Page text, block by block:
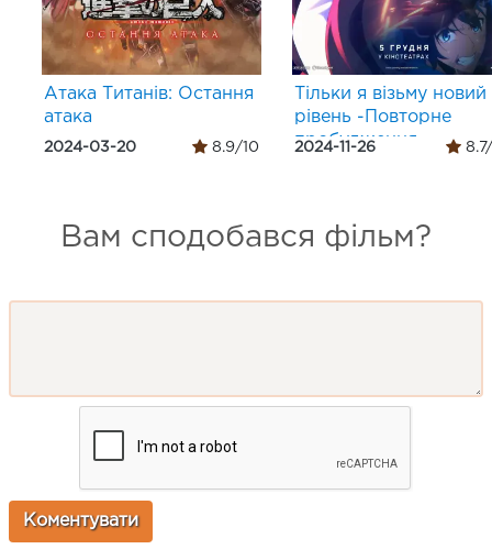
Атака Титанів: Остання
атака
2024-03-20 8.9/10
Тільки я візьму новий
рівень -Повторне
пробудження-
2024-11-26
Вам сподобався фільм?